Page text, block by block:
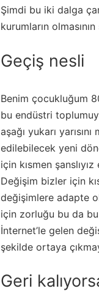
Şimdi bu iki dalga
kurumların
Geçiş nesli
Benim çocukluğum
bu endüstri
aşağı yukarı
edilebilecek yeni
için kısmen
Değişim bizler için
değişimlere adapte
için zorluğu bu da
İnternet’le gelen
şekilde ortaya
Geri